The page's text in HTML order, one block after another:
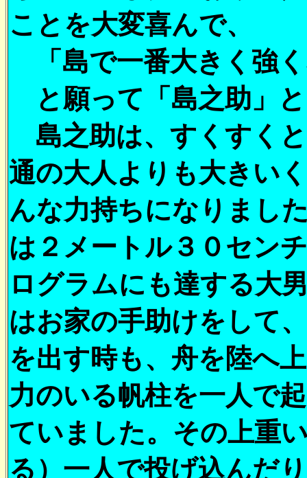
ことを大変喜んで、
「島で一番大きく強
と願って「島之助」
島之助は、すくすく
通の大人よりも大きい
んな力持ちになりまし
は２メートル３０セン
ログラムにも達する大
はお家の手助けをして
を出す時も、舟を陸へ
力のいる帆柱を一人で
ていました。その上重
る）一人で投げ込んだ